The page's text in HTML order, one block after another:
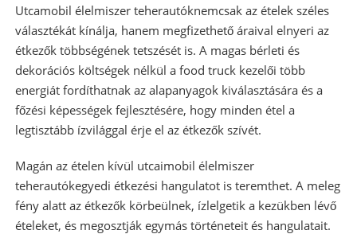
Utcamobil élelmiszer teherautóknemcsak az ételek széles
választékát kínálja, hanem megfizethető áraival elnyeri az
étkezők többségének tetszését is. A magas bérleti és
dekorációs költségek nélkül a food truck kezelői több
energiát fordíthatnak az alapanyagok kiválasztására és a
főzési képességek fejlesztésére, hogy minden étel a
legtisztább ízvilággal érje el az étkezők szívét.
Magán az ételen kívül utcaimobil élelmiszer
teherautókegyedi étkezési hangulatot is teremthet. A meleg
fény alatt az étkezők körbeülnek, ízlelgetik a kezükben lévő
ételeket, és megosztják egymás történeteit és hangulatait.